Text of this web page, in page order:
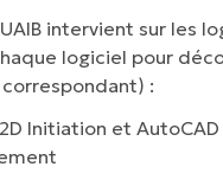
intervient sur les
logiciel pour
:
Initiation et AutoCAD